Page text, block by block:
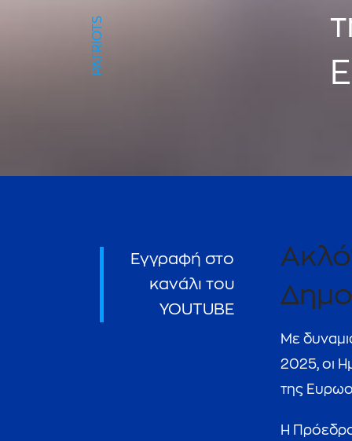
PATRIOTS
Εγγραφή στο
κανάλι του
YOUTUBE
Με
2025, οι
της
Η